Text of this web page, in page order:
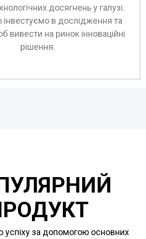
досягнень у галузі.
інвестуємо в дослідження та
вивести на ринок інноваційні
рішення.
успіху за допомогою основних